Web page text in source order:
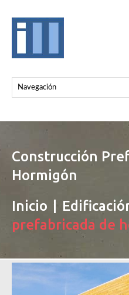
Construcción
Hormigón
Inicio
prefabricada de